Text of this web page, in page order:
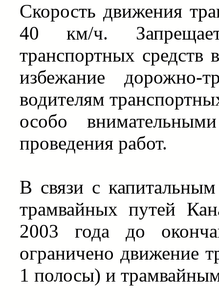
Скорость движения
40 км/ч.
транспортных средств
избежание дорожно-
водителям
особо
проведения работ.
В связи с
трамвайных путей
2003 года до
ограничено движение
1 полосы) и